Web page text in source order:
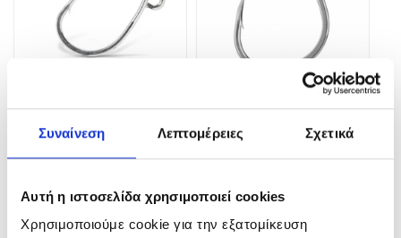
Συναίνεση Λεπτομέρειες Σχετικά
Αυτή η ιστοσελίδα χρησιμοποιεί cookies
Χρησιμοποιούμε cookie για την εξατομίκευση
4,50€
8065-CD
7,00€
In Stock
Επιλογή